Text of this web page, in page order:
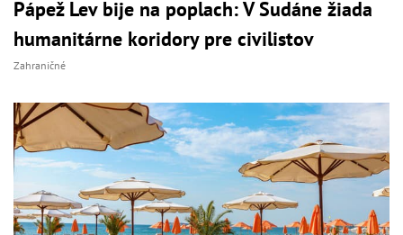
Pápež Lev bije na poplach: V Sudáne žiada
humanitárne koridory pre civilistov
Zahraničné